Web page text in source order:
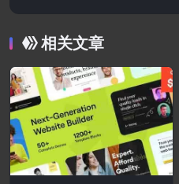
活动门票WordPress主题
相关文章